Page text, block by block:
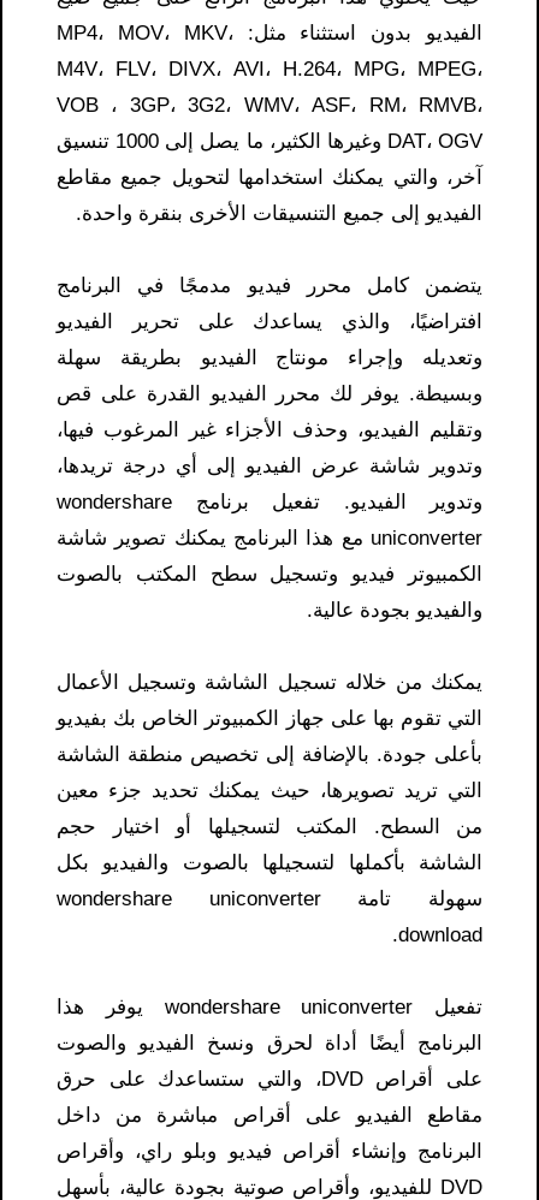
الفيديو بدون استثناء مثل: MP4، MOV، MKV،
M4V، FLV، DIVX، AVI، H.264، MPG، MPEG،
VOB ، 3GP، 3G2، WMV، ASF، RM، RMVB،
DAT، OGV وغيرها الكثير، ما يصل إلى 1000 تنسيق
آخر، والتي يمكنك استخدامها لتحويل جميع مقاطع
الفيديو إلى جميع التنسيقات الأخرى بنقرة واحدة.
يتضمن كامل محرر فيديو مدمجًا في البرنامج
افتراضيًا، والذي يساعدك على تحرير الفيديو
وتعديله وإجراء مونتاج الفيديو بطريقة سهلة
وبسيطة. يوفر لك محرر الفيديو القدرة على قص
وتقليم الفيديو، وحذف الأجزاء غير المرغوب فيها،
وتدوير شاشة عرض الفيديو إلى أي درجة تريدها،
وتدوير الفيديو. تفعيل برنامج wondershare
uniconverter مع هذا البرنامج يمكنك تصوير شاشة
الكمبيوتر فيديو وتسجيل سطح المكتب بالصوت
والفيديو بجودة عالية.
يمكنك من خلاله تسجيل الشاشة وتسجيل الأعمال
التي تقوم بها على جهاز الكمبيوتر الخاص بك بفيديو
بأعلى جودة. بالإضافة إلى تخصيص منطقة الشاشة
التي تريد تصويرها، حيث يمكنك تحديد جزء معين
من السطح. المكتب لتسجيلها أو اختيار حجم
الشاشة بأكملها لتسجيلها بالصوت والفيديو بكل
سهولة تامة wondershare uniconverter
download.
تفعيل wondershare uniconverter يوفر هذا
البرنامج أيضًا أداة لحرق ونسخ الفيديو والصوت
على أقراص DVD، والتي ستساعدك على حرق
مقاطع الفيديو على أقراص مباشرة من داخل
البرنامج وإنشاء أقراص فيديو وبلو راي، وأقراص
DVD للفيديو، وأقراص صوتية بجودة عالية، بأسهل